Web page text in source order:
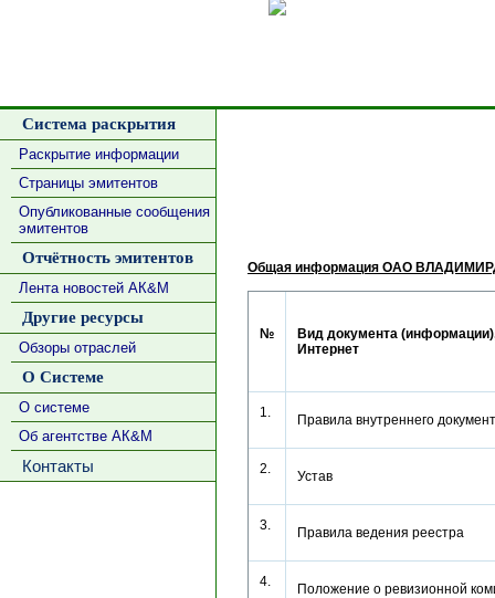
Система раскрытия
Раскрытие информации
Страницы эмитентов
Опубликованные сообщения
эмитентов
Отчётность эмитентов
Лента новостей АК&М
Другие ресурсы
Обзоры отраслей
О Системе
О системе
Об агентстве АК&М
Контакты
Общая информация ОАО
№
Вид документа
Интернет
1. Правила внутреннего
2. Устав
3. Правила ведения реестра
4. Положение о ревизионной